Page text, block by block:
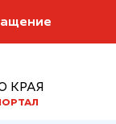
КРАЯ